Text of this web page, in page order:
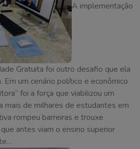
A implementação
Gratuita foi outro desafio que ela
Em um cenário político e econômico
foi a força que viabilizou um
mais de milhares de estudantes em
rompeu barreiras e trouxe
antes viam o ensino superior